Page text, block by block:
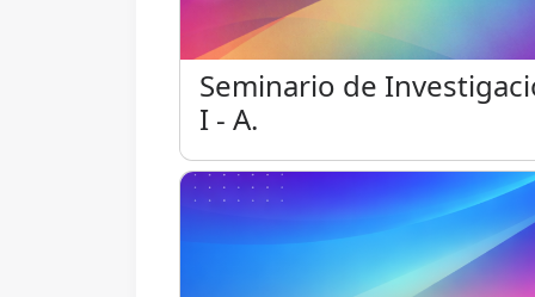
Seminario de
Seminario de
I - A.